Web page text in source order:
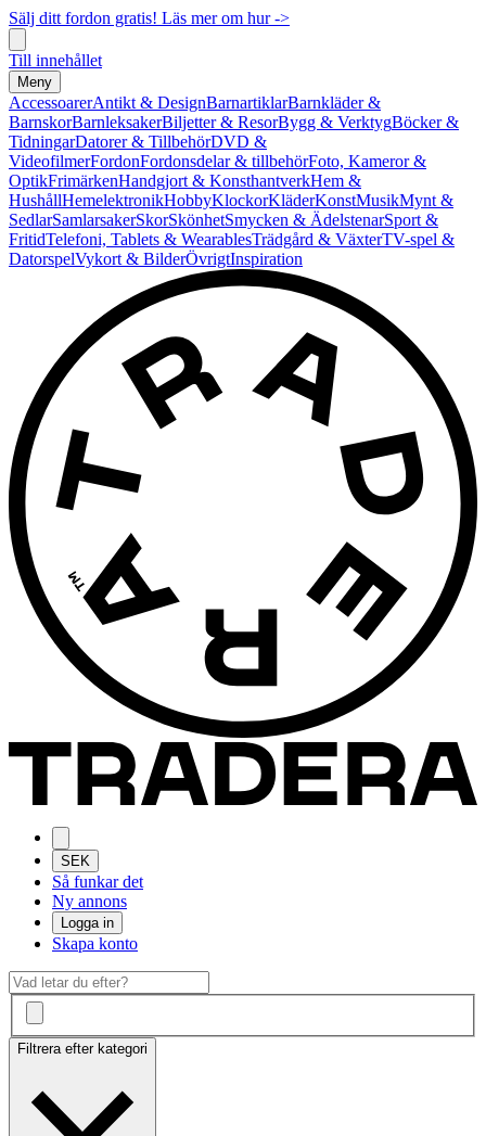
Sälj ditt fordon gratis! Läs mer om hur ->
Till innehållet
Meny
AccessoarerAntikt & DesignBarnartiklarBarnkläder &
BarnskorBarnleksakerBiljetter & ResorBygg & VerktygBöcker &
TidningarDatorer & TillbehörDVD &
VideofilmerFordonFordonsdelar & tillbehörFoto, Kameror &
OptikFrimärkenHandgjort & KonsthantverkHem &
HushållHemelektronikHobbyKlockorKläderKonstMusikMynt &
SedlarSamlarsakerSkorSkönhetSmycken & ÄdelstenarSport &
FritidTelefoni, Tablets & WearablesTrädgård & VäxterTV-spel &
DatorspelVykort & BilderÖvrigtInspiration
SEK
Så funkar det
Ny annons
Logga in
Skapa konto
Filtrera efter kategori